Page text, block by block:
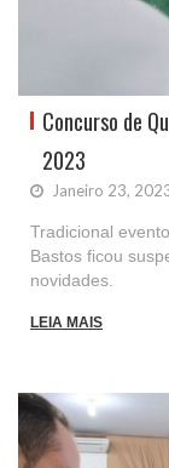
Concurso de
2023
Janeiro 23,
Tradicional
Bastos ficou
novidades.
LEIA MAIS